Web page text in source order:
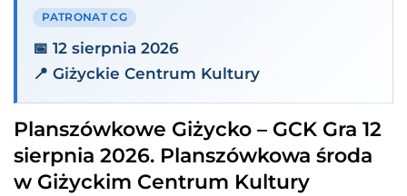
PATRONAT CG
📅 12 sierpnia 2026
📍 Giżyckie Centrum Kultury
Planszówkowe Giżycko – GCK Gra 12
sierpnia 2026. Planszówkowa środa
w Giżyckim Centrum Kultury